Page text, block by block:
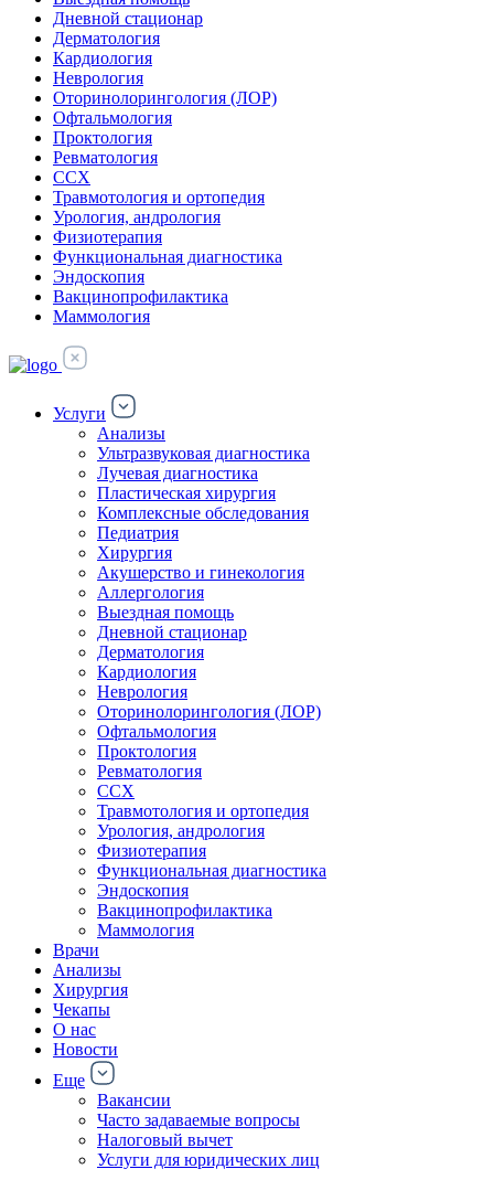
Дневной стационар
Дерматология
Кардиология
Неврология
Оторинолорингология (ЛОР)
Офтальмология
Проктология
Ревматология
ССХ
Травмотология и ортопедия
Урология, андрология
Физиотерапия
Функциональная диагностика
Эндоскопия
Вакцинопрофилактика
Маммология
Услуги
Анализы
Ультразвуковая диагностика
Лучевая диагностика
Пластическая хирургия
Комплексные обследования
Педиатрия
Хирургия
Акушерство и гинекология
Аллергология
Выездная помощь
Дневной стационар
Дерматология
Кардиология
Неврология
Оторинолорингология (ЛОР)
Офтальмология
Проктология
Ревматология
ССХ
Травмотология и ортопедия
Урология, андрология
Физиотерапия
Функциональная диагностика
Эндоскопия
Вакцинопрофилактика
Маммология
Врачи
Анализы
Хирургия
Чекапы
О нас
Новости
Еще
Вакансии
Часто задаваемые вопросы
Налоговый вычет
Услуги для юридических лиц